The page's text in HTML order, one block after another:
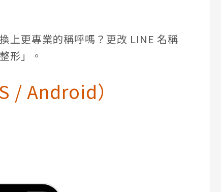
上更專業的稱呼嗎？更改 LINE 名稱
形」。
/ Android）